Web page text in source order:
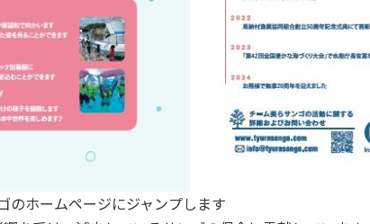
のホームページにジャンプします